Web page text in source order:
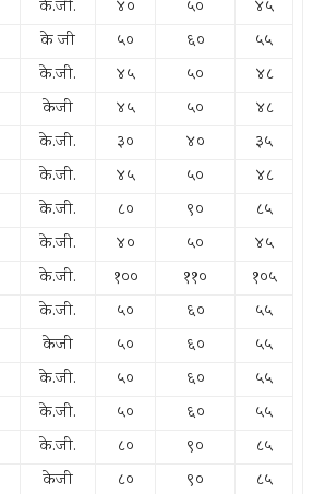
के.जी. ४० ५०
४५
के जी ५० ६०
५५
के.जी. ४५ ५०
४८
केजी ४५ ५०
४८
के.जी. ३० ४०
३५
के.जी. ४५ ५०
४८
के.जी. ८० ९०
८५
के.जी. ४० ५०
४५
के.जी. १०० ११०
१०५
के.जी. ५० ६०
५५
केजी ५० ६०
५५
के.जी. ५० ६०
५५
के.जी. ५० ६०
५५
के.जी. ८० ९०
८५
केजी ८० ९०
८५